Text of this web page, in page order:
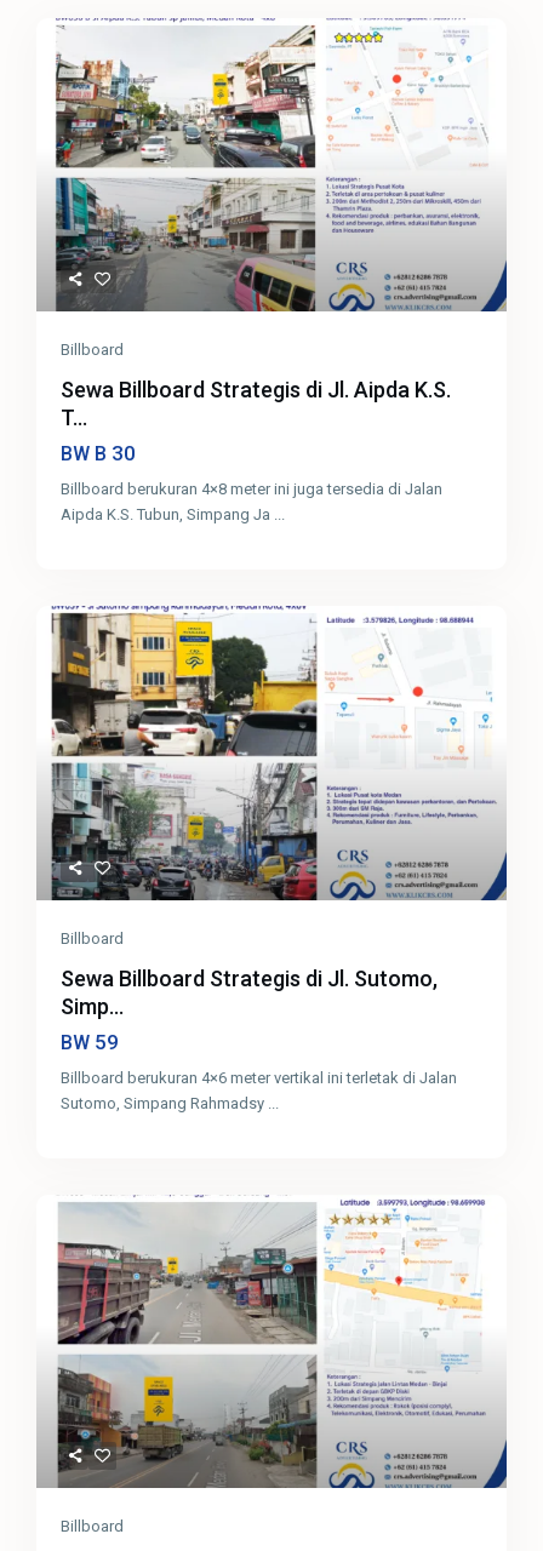
Billboard
Sewa Billboard Strategis di Jl. Aipda K.S.
T...
BW B 30
Billboard berukuran 4×8 meter ini juga tersedia di Jalan
Aipda K.S. Tubun, Simpang Ja ...
Billboard
Sewa Billboard Strategis di Jl. Sutomo,
Simp...
BW 59
Billboard berukuran 4×6 meter vertikal ini terletak di Jalan
Sutomo, Simpang Rahmadsy
Billboard